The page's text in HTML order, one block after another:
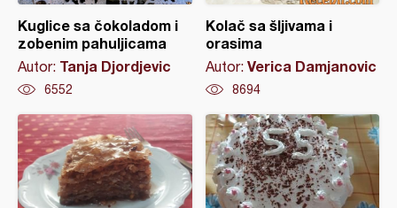
Kuglice sa čokoladom i
zobenim pahuljicama
Autor: Tanja Djordjevic
6552
Kolač sa šljivama i
orasima
Autor: Verica Damjanovic
8694